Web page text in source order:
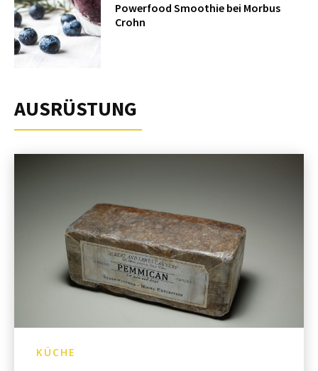
Powerfood Smoothie bei Morbus
Crohn
AUSRÜSTUNG
KÜCHE